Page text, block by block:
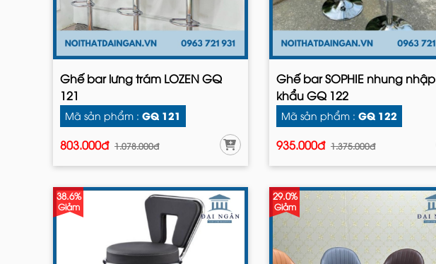
Ghế bar lưng trám LOZEN GQ
121
Mã sản phẩm : GQ 121
803.000đ 1.078.000đ
Ghế bar SOPHIE nhung nhập
khẩu GQ 122
Mã sản phẩm : GQ 122
935.000đ 1.375.000đ
38.6%
Giảm
29.0%
Giảm